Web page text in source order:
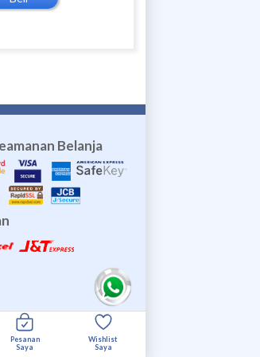
Belanja
Pesanan
Saya
Wishlist
Saya